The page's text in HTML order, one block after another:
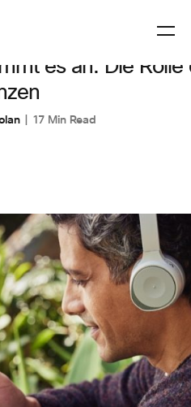
es an: Die Rolle
17 Min Read